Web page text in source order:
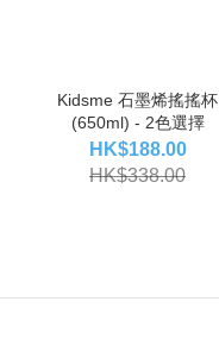
Kidsme 石墨烯搖搖杯
(650ml) - 2色選擇
HK$188.00
HK$338.00